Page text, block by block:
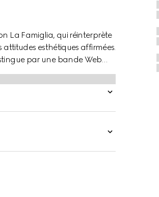
La Famiglia, qui réinterprète
attitudes esthétiques affirmées.
par une bande Web